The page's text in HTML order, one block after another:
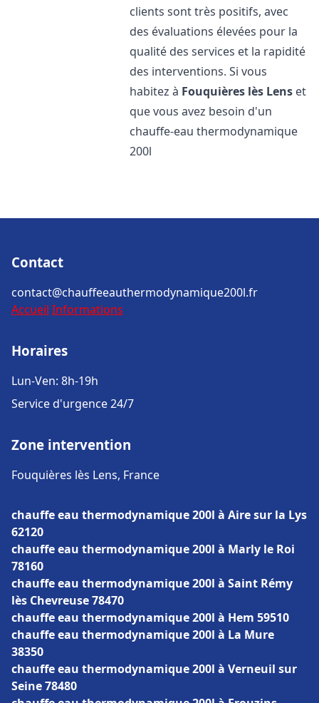
clients sont très positifs, avec
des évaluations élevées pour la
qualité des services et la rapidité
des interventions. Si vous
habitez à Fouquières lès Lens et
que vous avez besoin d'un
chauffe-eau thermodynamique
200l
Contact
contact@chauffeeauthermodynamique200l.fr
Accueil Informations
Horaires
Lun-Ven: 8h-19h
Service d'urgence 24/7
Zone intervention
Fouquières lès Lens, France
chauffe eau thermodynamique 200l à Aire sur la Lys
62120
chauffe eau thermodynamique 200l à Marly le Roi
78160
chauffe eau thermodynamique 200l à Saint Rémy
lès Chevreuse 78470
chauffe eau thermodynamique 200l à Hem 59510
chauffe eau thermodynamique 200l à La Mure
38350
chauffe eau thermodynamique 200l à Verneuil sur
Seine 78480